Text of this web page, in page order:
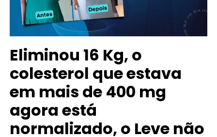
Eliminou 16 Kg, o
colesterol que estava
em mais de 400 mg
agora está
normalizado, o Leve não